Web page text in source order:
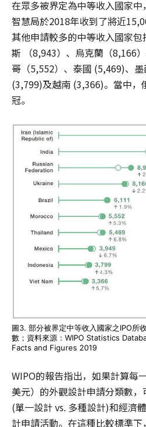
在眾多被界定為中等收入國家中
智慧局於2018年收到了將近
其他申請較多的中等收入國家
斯 （8,943）、烏克蘭（8,166
哥（5,552）、泰國 (5,469)、
(3,799)及越南 (3,366)。當中，
冠。
圖3. 部分被界定中等收入國家之IPO所
數；資料來源：WIPO Statistics
Facts and Figures 2019
WIPO的報告指出，如果計算每
美元）的外觀設計申請分類數
(單一設計 vs. 多種設計)和經濟
計申請活動。在這種比較標準